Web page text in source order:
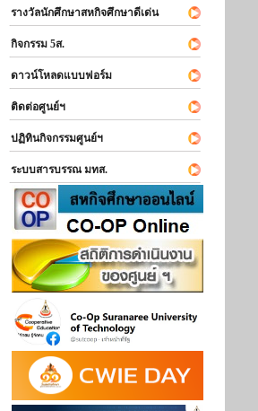
รางวัลนักศึกษาสหกิจศึกษาดีเด่น
กิจกรรม 5ส.
ดาวน์โหลดแบบฟอร์ม
ติดต่อศูนย์ฯ
ปฏิทินกิจกรรมศูนย์ฯ
ระบบสารบรรณ มทส.